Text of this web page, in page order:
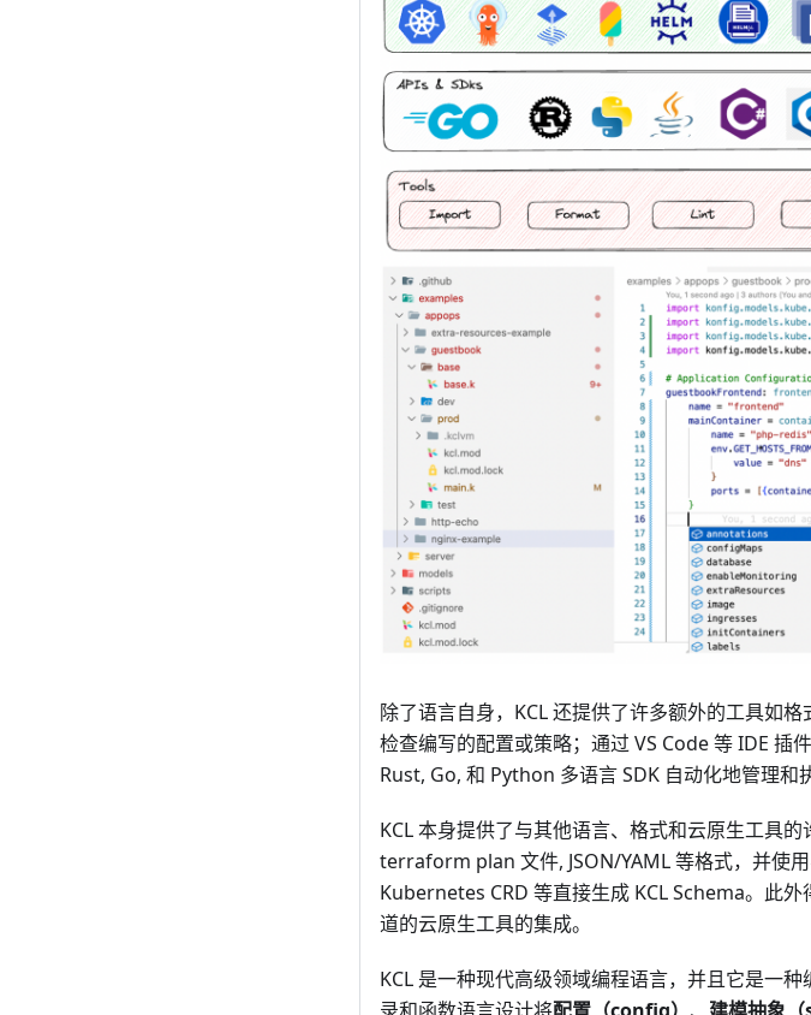
除了语言自身，KCL 还提供了许多额外的工具如
检查编写的配置或策略；通过 VS Code 等 IDE
Rust, Go, 和 Python 多语言 SDK 自动化地管理和
KCL 本身提供了与其他语言、格式和云原生工具
terraform plan 文件, JSON/YAML 等格式，并
Kubernetes CRD 等直接生成 KCL Schema。此外
道的云原生工具的集成。
KCL 是一种现代高级领域编程语言，并且它是一